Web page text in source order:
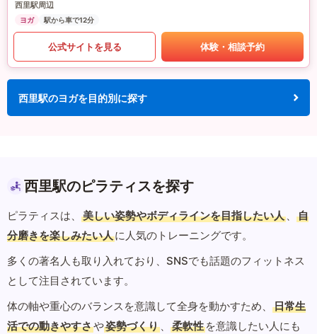
西里駅周辺
ヨガ 駅から車で12分
公式サイトを見る 体験・相談予約
西里駅のヨガを目的別に探す
西里駅のピラティスを探す
ピラティスは、 美しい姿勢やボディラインを目指したい人 、
自
分磨きを楽しみたい人に人気のトレーニングです。
多くの著名人も取り入れており、SNSでも話題のフィットネス
として注目されています。
体の軸や重心のバランスを意識して全身を動かすため、
日常生
活での動きやすさや姿勢づくり 、 柔軟性 を意識したい人にも